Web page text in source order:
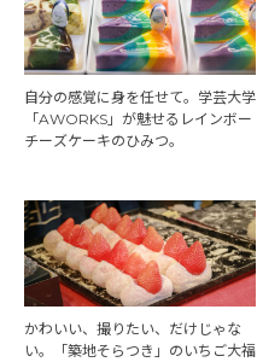
自分の感覚に身を任せて。学芸大学
「AWORKS」が魅せるレインボー
チーズケーキのひみつ。
かわいい、撮りたい、だけじゃな
い。「築地そらつき」のいちご大福